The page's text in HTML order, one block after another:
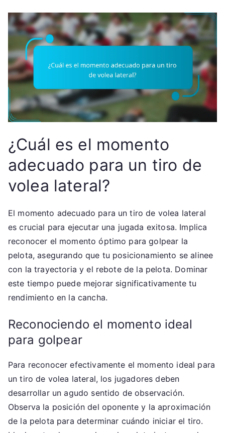
¿Cuál es el momento
adecuado para un tiro de
volea lateral?
El momento adecuado para un tiro de volea lateral
es crucial para ejecutar una jugada exitosa. Implica
reconocer el momento óptimo para golpear la
pelota, asegurando que tu posicionamiento se alinee
con la trayectoria y el rebote de la pelota. Dominar
este tiempo puede mejorar significativamente tu
rendimiento en la cancha.
Reconociendo el momento ideal
para golpear
Para reconocer efectivamente el momento ideal para
un tiro de volea lateral, los jugadores deben
desarrollar un agudo sentido de observación.
Observa la posición del oponente y la aproximación
de la pelota para determinar cuándo iniciar el tiro.